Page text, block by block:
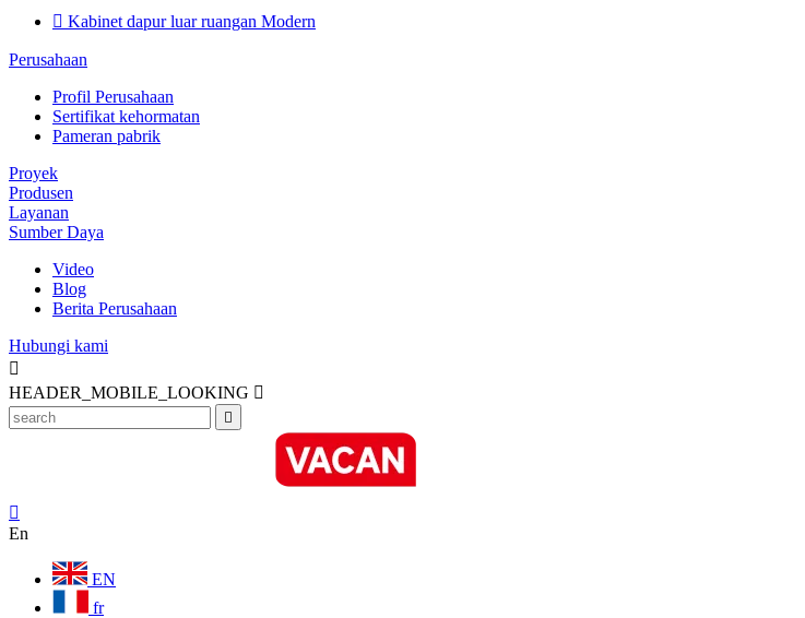
 Kabinet dapur luar ruangan Modern
Perusahaan
Profil Perusahaan
Sertifikat kehormatan
Pameran pabrik
Proyek
Produsen
Layanan
Sumber Daya
Video
Blog
Berita Perusahaan
Hubungi kami

HEADER_MOBILE_LOOKING 


En
EN
fr